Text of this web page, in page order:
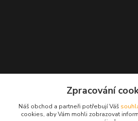
Zpracování
Náš obchod a partneři potřebují Váš
cookies, aby Vám mohli zobrazovat